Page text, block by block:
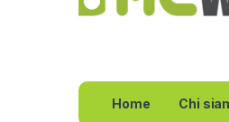
Home Chi